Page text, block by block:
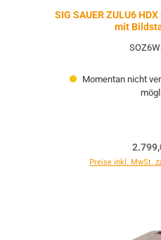
SIG SAUER ZULU6
mit
Momentan nicht
Preise inkl. MwSt.